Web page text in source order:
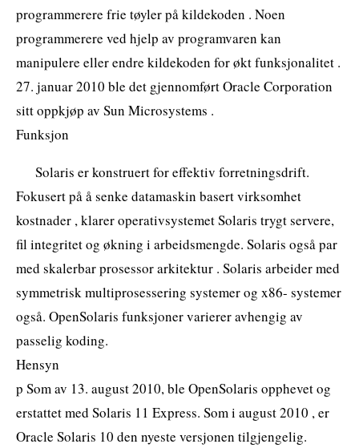
programmerere frie tøyler på kildekoden . Noen
programmerere ved hjelp av programvaren kan
manipulere eller endre kildekoden for økt funksjonalitet .
27. januar 2010 ble det gjennomført Oracle Corporation
sitt oppkjøp av Sun Microsystems .
Funksjon
Solaris er konstruert for effektiv forretningsdrift.
Fokusert på å senke datamaskin basert virksomhet
kostnader , klarer operativsystemet Solaris trygt servere,
fil integritet og økning i arbeidsmengde. Solaris også par
med skalerbar prosessor arkitektur . Solaris arbeider med
symmetrisk multiprosessering systemer og x86- systemer
også. OpenSolaris funksjoner varierer avhengig av
passelig koding.
Hensyn
p Som av 13. august 2010, ble OpenSolaris opphevet og
erstattet med Solaris 11 Express. Som i august 2010 , er
Oracle Solaris 10 den nyeste versjonen tilgjengelig.